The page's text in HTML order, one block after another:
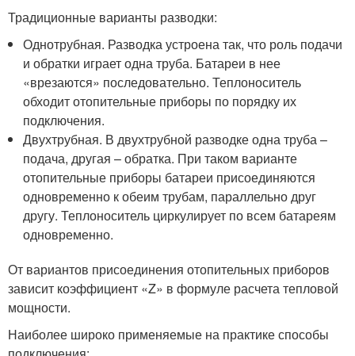
Традиционные варианты разводки:
Однотрубная. Разводка устроена так, что роль подачи
и обратки играет одна труба. Батареи в нее
«врезаются» последовательно. Теплоноситель
обходит отопительные приборы по порядку их
подключения.
Двухтрубная. В двухтрубной разводке одна труба –
подача, другая – обратка. При таком варианте
отопительные приборы батареи присоединяются
одновременно к обеим трубам, параллельно друг
другу. Теплоноситель циркулирует по всем батареям
одновременно.
От вариантов присоединения отопительных приборов
зависит коэффициент «Z» в формуле расчета тепловой
мощности.
Наиболее широко применяемые на практике способы